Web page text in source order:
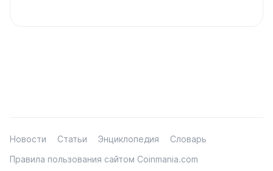
Новости Статьи Энциклопедия
Словарь
Правила пользования сайтом Coinmania.com